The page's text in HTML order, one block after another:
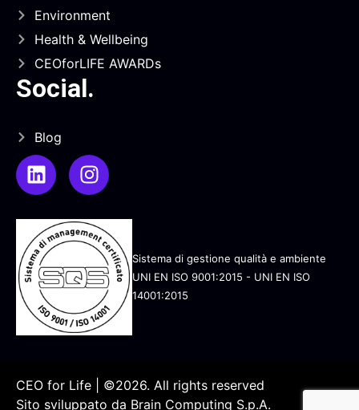
Environment
Health & Wellbeing
CEOforLIFE AWARDs
Social.
Blog
Sistema di gestione qualità e ambiente
UNI EN ISO 9001:2015 - UNI EN ISO
14001:2015
CEO for Life | ©2026. All rights reserved
Sito sviluppato da Brain Computing S.p.A.